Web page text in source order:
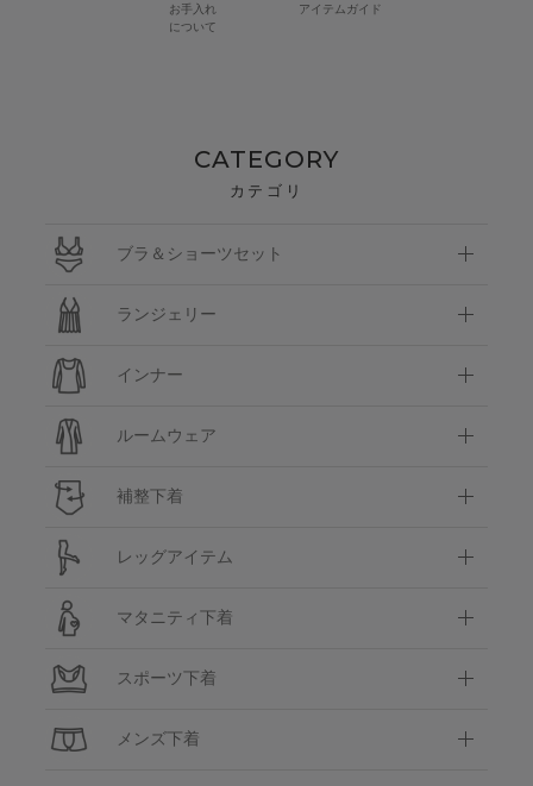
お手入れ
について
アイテムガイド
CATEGORY
カテゴリ
ブラ＆ショーツセット
ランジェリー
インナー
ルームウェア
補整下着
レッグアイテム
マタニティ下着
スポーツ下着
メンズ下着